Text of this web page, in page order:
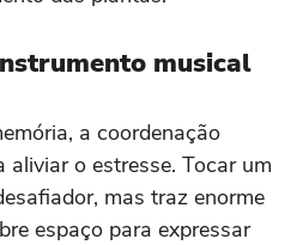
musical
a coordenação
o estresse. Tocar um
mas traz enorme
espaço para expressar